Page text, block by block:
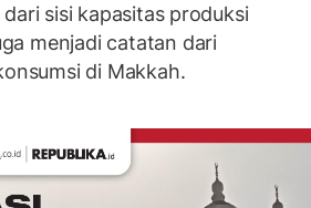
sisi kapasitas produksi
menjadi catatan dari
di Makkah.